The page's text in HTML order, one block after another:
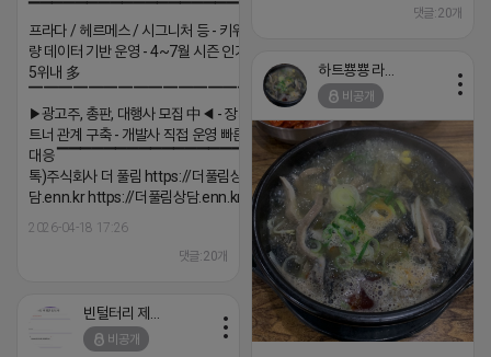
▔▔▔▔▔▔▔▔▔▔▔▔▔▔▔▔▔▔ ▶쿠팡◀
프라다 / 헤르메스 / 시그니처 등 - 키워드 검색
량 데이터 기반 운영 - 4~7월 시즌 인기 키워드
5위내 多
▔▔▔▔▔▔▔▔▔▔▔▔▔▔▔▔▔▔
▶광고주, 총판, 대행사 모집 中◀ - 장기 협업 파
트너 관계 구축 - 개발사 직접 운영 빠른 피드백
대응 ▔▔▔▔▔▔▔▔▔▔▔▔▔▔▔▔▔▔ (카
톡)주식회사 더 풀림 https://더풀림상
담.enn.kr https://더풀림상담.enn.kr
2026-04-18 17:26
댓글:20개
댓글:20개
하트뿅뿅 라이언
비공개
비공개